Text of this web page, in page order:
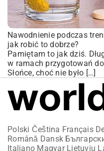
Nawodnienie podczas
jak robić to dobrze?
Pamiętam to jak dziś.
w ramach przygotowań
Słońce, choć nie było […]
Polski Čeština Français
Română Dansk
Italiano Magyar Lietuvių